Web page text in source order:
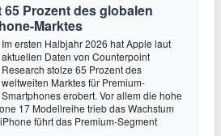
Prozent des globalen
Marktes
Im ersten Halbjahr 2026 hat Apple laut
aktuellen Daten von Counterpoint
Research stolze 65 Prozent des
weltweiten Marktes für Premium-
Smartphones erobert. Vor allem die hohe
17 Modellreihe trieb das Wachstum
führt das Premium-Segment